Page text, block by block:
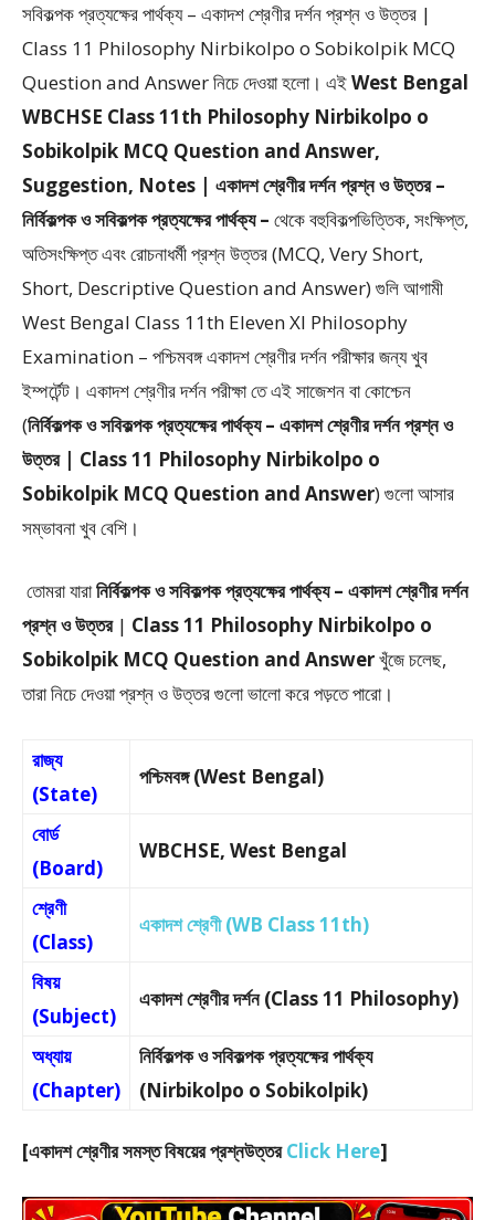
সবিকল্পক প্রত্যক্ষের পার্থক্য – একাদশ শ্রেণীর দর্শন প্রশ্ন ও উত্তর |
Class 11 Philosophy Nirbikolpo o Sobikolpik MCQ
Question and Answerনিচে দেওয়া হলো। এইWest Bengal
WBCHSE Class 11th Philosophy Nirbikolpo o
Sobikolpik MCQ Question and Answer,
Suggestion, Notes | একাদশ শ্রেণীর দর্শন প্রশ্ন ও উত্তর –
নির্বিকল্পক ও সবিকল্পক প্রত্যক্ষের পার্থক্য – থেকেবহুবিকল্পভিত্তিক, সংক্ষিপ্ত,
অতিসংক্ষিপ্ত এবং রোচনাধর্মী প্রশ্ন উত্তর (MCQ, Very Short,
Short, Descriptive Question and Answer)গুলি আগামী
West Bengal Class 11th Eleven XI Philosophy
Examination – পশ্চিমবঙ্গ একাদশ শ্রেণীর দর্শন পরীক্ষার জন্য খুব
ইম্পর্টেন্ট। একাদশ শ্রেণীর দর্শন পরীক্ষা তে এই সাজেশন বা কোশ্চেন
(নির্বিকল্পক ও সবিকল্পক প্রত্যক্ষের পার্থক্য – একাদশ শ্রেণীর দর্শন প্রশ্ন ও
উত্তর | Class 11 Philosophy Nirbikolpo o
Sobikolpik MCQ Question and Answer) গুলো আসার
সম্ভাবনা খুব বেশি।
তোমরা যারানির্বিকল্পক ও সবিকল্পক প্রত্যক্ষের পার্থক্য – একাদশ শ্রেণীর দর্শন
প্রশ্ন ও উত্তর| Class 11 Philosophy Nirbikolpo o
Sobikolpik MCQ Question and Answerখুঁজে চলেছ,
তারা নিচে দেওয়া প্রশ্ন ও উত্তর গুলো ভালো করে পড়তে পারো।
রাজ্য
(State)
পশ্চিমবঙ্গ (West Bengal)
বোর্ড
(Board)
WBCHSE, West Bengal
শ্রেণী
(Class)
একাদশ শ্রেণী (WB Class 11th)
বিষয়
(Subject)
একাদশ শ্রেণীর দর্শন (Class 11 Philosophy)
অধ্যায়
(Chapter)
নির্বিকল্পক ও সবিকল্পক প্রত্যক্ষের পার্থক্য
(Nirbikolpo o Sobikolpik)
[একাদশ শ্রেণীর সমস্ত বিষয়ের প্রশ্নউত্তর Click Here]